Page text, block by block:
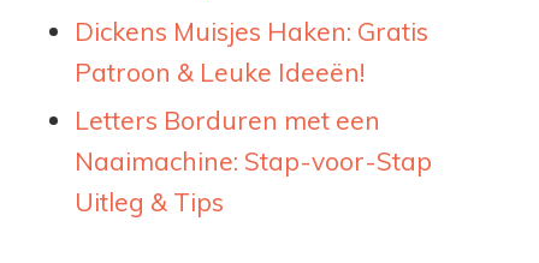
Dickens Muisjes Haken: Gratis
Patroon & Leuke Ideeën!
Letters Borduren met een
Naaimachine: Stap-voor-Stap
Uitleg & Tips